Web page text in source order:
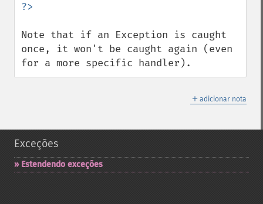
Note that if an Exception is caught
once, it won't be caught again (even
for a more specific handler).
＋ adicionar nota
Exceções
Estendendo exceções